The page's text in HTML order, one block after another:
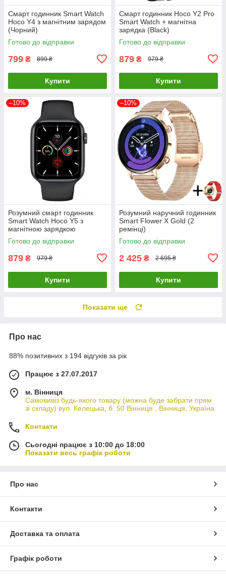
Смарт годинник Smart Watch
Hoco Y4 з магнітним зарядом
(Чорний)
Готово до відправки
799 ₴ 899 ₴
Купити
Смарт годинник Hoco Y2 Pro
Smart Watch + магнітна
зарядка (Black)
Готово до відправки
879 ₴ 979 ₴
Купити
–10%
Розумний смарт годинник
Smart Watch Hoco Y5 з
магнітною зарядкою
(Чорний)
Готово до відправки
879 ₴ 979 ₴
Купити
–10%
Розумний наручний годинник
Smart Flower X Gold (2
ремінці)
Готово до відправки
2 425 ₴ 2 695 ₴
Купити
Показати ще
Про нас
88% позитивних з 194 відгуків за рік
Працює з 27.07.2017
м. Вінниця
Самовивіз будь-якого товару (можна буде забрати прям
зі складу) вул. Келецька, б. 50 Вінниця , Вінниця, Україна
Контакти
Сьогодні працює з 10:00 до 18:00
Показати весь графік роботи
Про нас
Контакти
Доставка та оплата
Графік роботи